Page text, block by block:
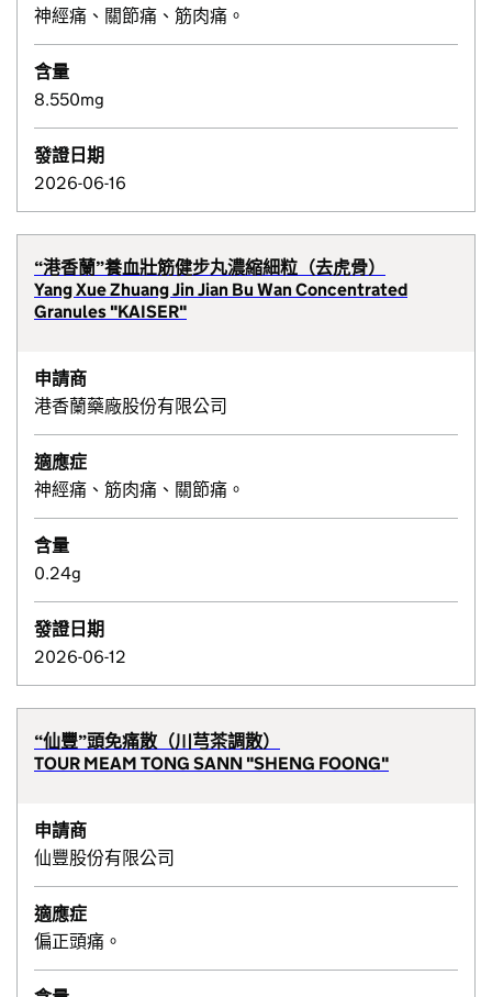
神經痛、關節痛、筋肉痛。
含量
8.550mg
發證日期
2026-06-16
“港香蘭”養血壯筋健步丸濃縮細粒（去虎骨）
Yang Xue Zhuang Jin Jian Bu Wan Concentrated
Granules "KAISER"
申請商
港香蘭藥廠股份有限公司
適應症
神經痛、筋肉痛、關節痛。
含量
0.24g
發證日期
2026-06-12
“仙豐”頭免痛散（川芎茶調散）
TOUR MEAM TONG SANN "SHENG FOONG"
申請商
仙豐股份有限公司
適應症
偏正頭痛。